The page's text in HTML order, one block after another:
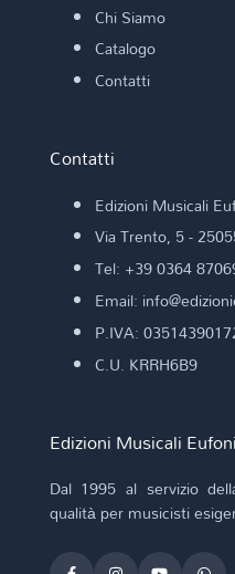
Chi Siamo
Catalogo
Contatti
Contatti
Edizioni Musicali
Via Trento, 5 -
Tel: +39 0364
Email:
P.IVA:
C.U. KRRH6B9
Edizioni Musicali
Dal 1995 al servizio
qualità per musicisti